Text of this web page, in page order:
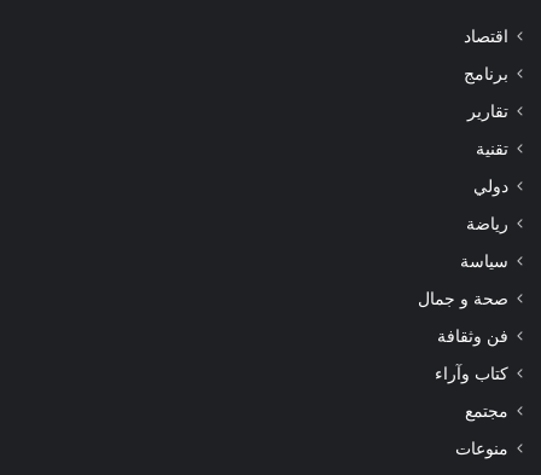
اقتصاد
برنامج
تقارير
تقنية
دولي
رياضة
سياسة
صحة و جمال
فن وثقافة
كتاب وآراء
مجتمع
منوعات